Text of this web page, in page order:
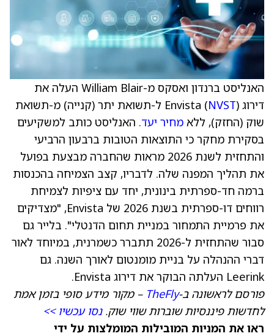
האנליסט ברנדון ואסקס מ-William Blair העלה את
דירוג Envista ( NVST
) ל-תשואת יתר (קנייה) מ-תשואת
שוק (החזק), ללא מחיר יעד. האנליסט כותב למשקיעים
בסקירת מחקר כי התוצאות הטובות ברבעון הרביעי
והתחזית לשנת 2026 מראות שהחברה מבצעת בפועל
את תהליך המפנה שלה. לדבריו, קצב הצמיחה בהכנסות
ברמה חד-ספרתית בינונית, יחד עם ציפיות לצמיחת
רווחים דו-ספרתית בשנת 2026 של Envista, "מצדיקים
את פרמיית התמחור במניית תחום הדנטלי". בלייר גם
סבור שהתחזית ל-2026 תתברר כשמרנית, במיוחד לאור
דברי ההנהלה על בניית מומנטום לאורך השנה. גם
Leerink העלתה הבוקר את דירוג Envista.
פורסם לראשונה ב-TheFly – מקור מידע סופי בזמן אמת
לחדשות פיננסיות שוברות שווי שוק.נסו עכשיו >>
ראו את המניות המובילות המומלצות על ידי